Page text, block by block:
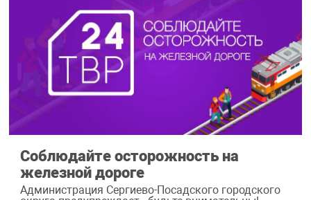
Соблюдайте осторожность на
железной дороге
Администрация Сергиево-Посадского городского